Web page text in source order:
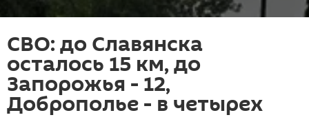
СВО: до Славянска
осталось 15 км, до
Запорожья - 12,
Доброполье - в четырех